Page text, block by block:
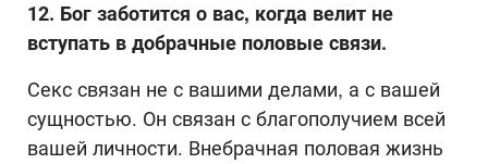
12. Бог заботится о вас, когда велит не
вступать в добрачные половые связи.
Секс связан не с вашими делами, а с вашей
сущностью. Он связан с благополучием всей
вашей личности. Внебрачная половая жизнь